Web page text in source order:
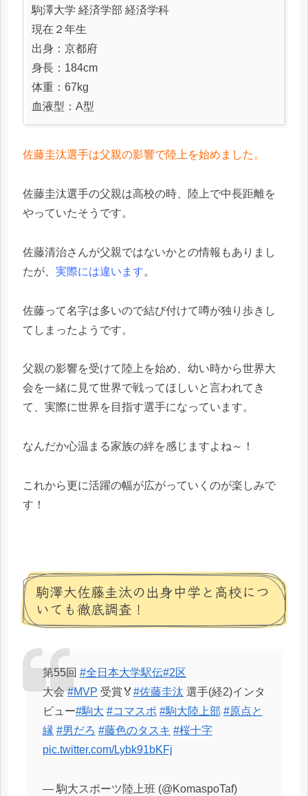
駒澤大学 経済学部 経済学科
現在２年生
出身：京都府
身長：184cm
体重：67kg
血液型：A型
佐藤圭汰選手は父親の影響で陸上を始めました。
佐藤圭汰選手の父親は高校の時、陸上で中長距離を
やっていたそうです。
佐藤清治さんが父親ではないかとの情報もありまし
たが、 実際には違います。
佐藤って名字は多いので結び付けて噂が独り歩きし
てしまったようです。
父親の影響を受けて陸上を始め、幼い時から世界大
会を一緒に見て世界で戦ってほしいと言われてき
て、実際に世界を目指す選手になっています。
なんだか心温まる家族の絆を感じますよね～！
これから更に活躍の幅が広がっていくのが楽しみで
す！
駒澤大佐藤圭汰の出身中学と高校につ
いても徹底調査！
第55回 #全日本大学駅伝#2区
大会#MVP 受賞🏅 #佐藤圭汰 選手(経2)インタ
ビュー#駒大 #コマスポ #駒大陸上部 #原点と
縁 #男だろ #藤色のタスキ #桜十字
pic.twitter.com/Lybk91bKFj
— 駒大スポーツ陸上班 (@KomaspoTaf)